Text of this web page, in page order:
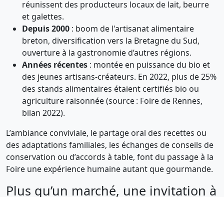
réunissent des producteurs locaux de lait, beurre
et galettes.
Depuis 2000 : boom de l'artisanat alimentaire
breton, diversification vers la Bretagne du Sud,
ouverture à la gastronomie d’autres régions.
Années récentes : montée en puissance du bio et
des jeunes artisans-créateurs. En 2022, plus de 25%
des stands alimentaires étaient certifiés bio ou
agriculture raisonnée (source : Foire de Rennes,
bilan 2022).
L’ambiance conviviale, le partage oral des recettes ou
des adaptations familiales, les échanges de conseils de
conservation ou d’accords à table, font du passage à la
Foire une expérience humaine autant que gourmande.
Plus qu’un marché, une invitation à